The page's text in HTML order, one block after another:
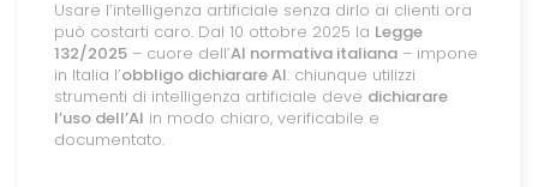
Usare l’intelligenza artificiale senza dirlo ai clienti ora
può costarti caro. Dal 10 ottobre 2025 la Legge
132/2025 – cuore dell’AI normativa italiana – impone
in Italia l’obbligo dichiarare AI: chiunque utilizzi
strumenti di intelligenza artificiale deve dichiarare
l’uso dell’AI in modo chiaro, verificabile e
documentato.